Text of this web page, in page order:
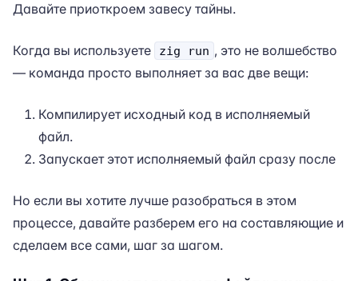
Давайте приоткроем завесу тайны.
Когда вы используете zig run , это не волшебство
— команда просто выполняет за вас две вещи:
Компилирует исходный код в исполняемый
файл.
Запускает этот исполняемый файл сразу после
Но если вы хотите лучше разобраться в этом
процессе, давайте разберем его на составляющие и
сделаем все сами, шаг за шагом.